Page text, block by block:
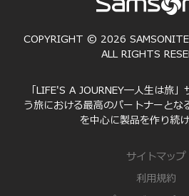
COPYRIGHT © 2026
ALL RIGHTS
「LIFE'S A JOURNEY―人生は旅
う旅における最高のパートナーとな
を中心に製品を作り続け
サイトマップ
利用規約